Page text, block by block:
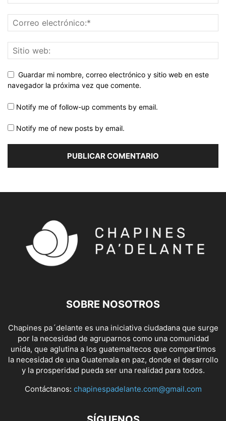
Guardar mi nombre, correo electrónico y sitio web en este
navegador la próxima vez que comente.
Notify me of follow-up comments by email.
Notify me of new posts by email.
SOBRE NOSOTROS
Chapines pa´delante es una iniciativa ciudadana que surge
por la necesidad de agruparnos como una comunidad
unida, que aglutina a los guatemaltecos que compartimos
la necesidad de una Guatemala en paz, donde el desarrollo
y la prosperidad pueda ser una realidad para todos.
Contáctanos: chapinespadelante.com@gmail.com